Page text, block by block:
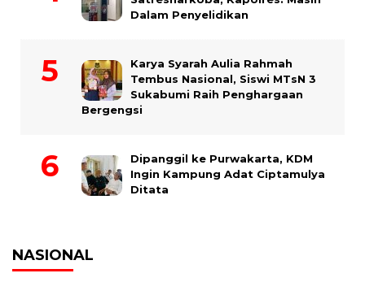
Dalam Penyelidikan
Karya Syarah Aulia Rahmah
Tembus Nasional, Siswi MTsN 3
Sukabumi Raih Penghargaan
Bergengsi
Dipanggil ke Purwakarta, KDM
Ingin Kampung Adat Ciptamulya
Ditata
NASIONAL